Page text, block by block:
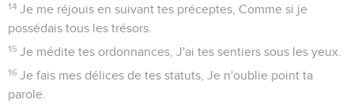
14 Je me réjouis en suivant tes préceptes, Comme si je
possédais tous les trésors.
15 Je médite tes ordonnances, J'ai tes sentiers sous les yeux.
16 Je fais mes délices de tes statuts, Je n'oublie point ta
parole.